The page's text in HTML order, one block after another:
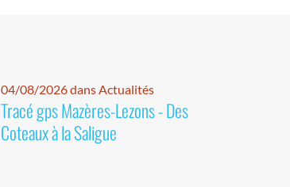
04/08/2026 dans Actualités
Tracé gps Mazères-Lezons - Des
Coteaux à la Saligue